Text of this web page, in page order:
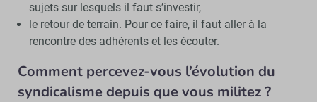
sujets sur lesquels il faut s’investir,
le retour de terrain. Pour ce faire, il faut aller à la
rencontre des adhérents et les écouter.
Comment percevez-vous l’évolution du
syndicalisme depuis que vous militez ?